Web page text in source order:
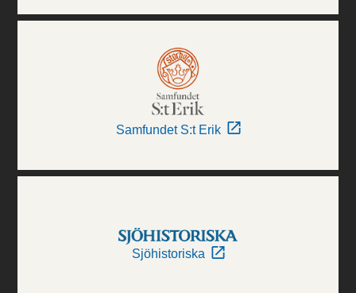
Samfundet S:t Erik
Sjöhistoriska